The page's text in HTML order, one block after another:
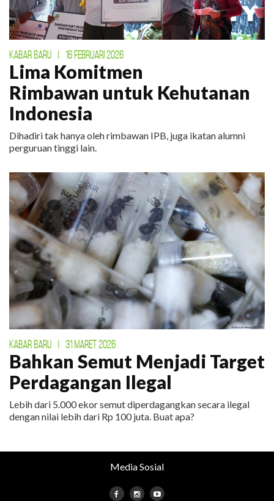
KABAR BARU | 16 FEBRUARI 2026
Lima Komitmen
Rimbawan untuk Kehutanan
Indonesia
Dihadiri tak hanya oleh rimbawan IPB, juga ikatan alumni
perguruan tinggi lain.
KABAR BARU 31 MARET 2026
Bahkan Semut Menjadi Target
Perdagangan Ilegal
Lebih dari 5.000 ekor semut diperdagangkan secara ilegal
dengan nilai lebih dari Rp 100 juta. Buat apa?
Media Sosial